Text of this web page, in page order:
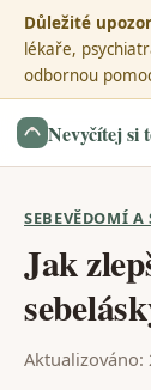
Důležité
lékaře,
odbornou
Nevyčítej si
SEBEVĚDOMÍ A
Jak
Aktualizováno: